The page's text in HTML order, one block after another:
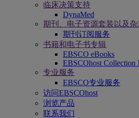
临床决策支持
DynaMed
期刊、电子资源套装以及杂
期刊订阅服务
书籍和电子书专辑
EBSCO eBooks
EBSCOhost Collection
专业服务
EBSCO专业服务
访问EBSCOhost
浏览产品
联系我们